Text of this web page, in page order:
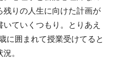
残りの人生に向けた計画が
ていくつもり。とりあえ
に囲まれて授業受けてると
。